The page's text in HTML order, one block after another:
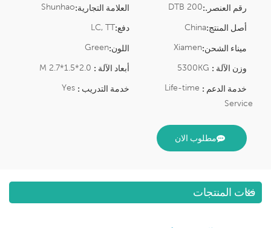
العلامة التجارية:Shunhao رقم العنصر.:DTB 200
دفع:LC, TT أصل المنتج:China
اللون:Green ميناء الشحن:Xiamen
أبعاد الآلة : وزن الآلة :
خدمة التدريب : خدمة الدعم : Life-time
Service
مطلوب الان
فئات المنتجات